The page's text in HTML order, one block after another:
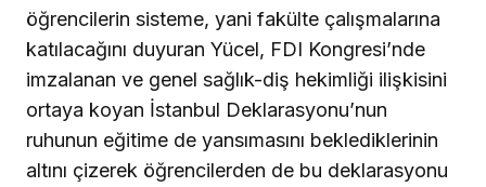
öğrencilerin sisteme, yani fakülte çalışmalarına
katılacağını duyuran Yücel, FDI Kongresi’nde
imzalanan ve genel sağlık-diş hekimliği ilişkisini
ortaya koyan İstanbul Deklarasyonu’nun
ruhunun eğitime de yansımasını beklediklerinin
altını çizerek öğrencilerden de bu deklarasyonu